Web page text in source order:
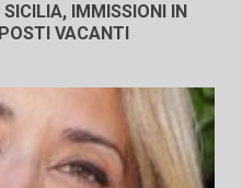
IMMISSIONI IN
VACANTI